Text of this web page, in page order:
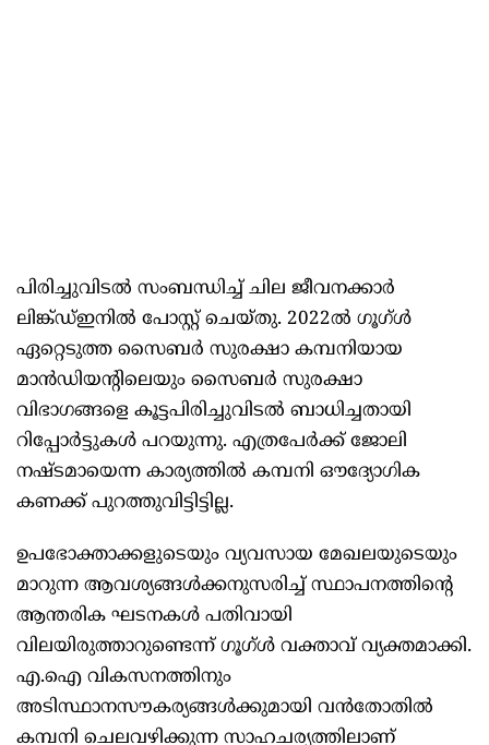
പിരിച്ചുവിടൽ സംബന്ധിച്ച് ചില ജീവനക്കാർ
ലിങ്ക്ഡ്ഇനിൽ പോസ്റ്റ് ചെയ്തു. 2022ൽ ഗൂഗ്ൾ
ഏറ്റെടുത്ത സൈബർ സുരക്ഷാ കമ്പനിയായ
മാൻഡിയന്റിലെയും സൈബർ സുരക്ഷാ
വിഭാഗങ്ങളെ കൂട്ടപിരിച്ചുവിടൽ ബാധിച്ചതായി
റിപ്പോർട്ടുകൾ പറയുന്നു. എത്രപേർക്ക് ജോലി
നഷ്ടമായെന്ന കാര്യത്തിൽ കമ്പനി ഔദ്യോഗിക
കണക്ക് പുറത്തുവിട്ടിട്ടില്ല.
ഉപഭോക്താക്കളുടെയും വ്യവസായ മേഖലയുടെയും
മാറുന്ന ആവശ്യങ്ങൾക്കനുസരിച്ച് സ്ഥാപനത്തിന്റെ
ആന്തരിക ഘടനകൾ പതിവായി
വിലയിരുത്താറുണ്ടെന്ന് ഗൂഗ്ൾ വക്താവ് വ്യക്തമാക്കി.
എ.ഐ വികസനത്തിനും
അടിസ്ഥാനസൗകര്യങ്ങൾക്കുമായി വൻതോതിൽ
കമ്പനി ചെലവഴിക്കുന്ന സാഹചര്യത്തിലാണ്